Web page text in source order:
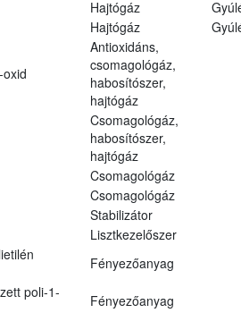
Hajtógáz
Hajtógáz
Antioxidáns,
csomagológáz,
habosítószer,
hajtógáz
Csomagológáz,
habosítószer,
hajtógáz
Csomagológáz
Csomagológáz
Stabilizátor
Lisztkezelőszer
Fényezőanyag
poli-1-
Fényezőanyag